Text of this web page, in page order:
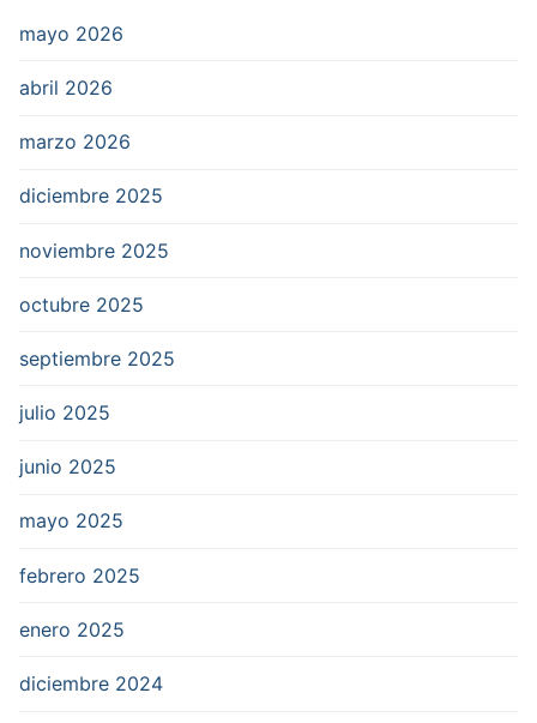
mayo 2026
abril 2026
marzo 2026
diciembre 2025
noviembre 2025
octubre 2025
septiembre 2025
julio 2025
junio 2025
mayo 2025
febrero 2025
enero 2025
diciembre 2024